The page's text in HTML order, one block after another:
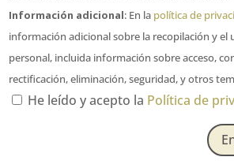
Información adicional: En la política de
información adicional sobre la recopilación y el
personal, incluida información sobre acceso,
rectificación, eliminación, seguridad, y otros
He leído y acepto la Política de